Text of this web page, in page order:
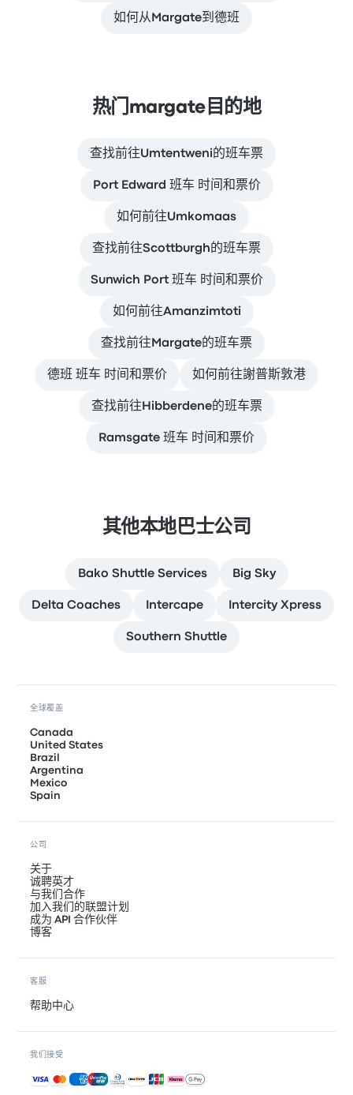
如何从Margate到德班
热门margate目的地
查找前往Umtentweni的班车票
Port Edward 班车 时间和票价
如何前往Umkomaas
查找前往Scottburgh的班车票
Sunwich Port 班车 时间和票价
如何前往Amanzimtoti
查找前往Margate的班车票
德班 班车 时间和票价 如何前往謝普斯敦港
查找前往Hibberdene的班车票
Ramsgate 班车 时间和票价
其他本地巴士公司
Bako Shuttle Services Big Sky
Delta Coaches Intercape Intercity Xpress
Southern Shuttle
全球覆盖
Canada
United States
Brazil
Argentina
Mexico
Spain
公司
关于
诚聘英才
与我们合作
加入我们的联盟计划
成为 API 合作伙伴
博客
客服
帮助中心
我们接受
接受的付款方式